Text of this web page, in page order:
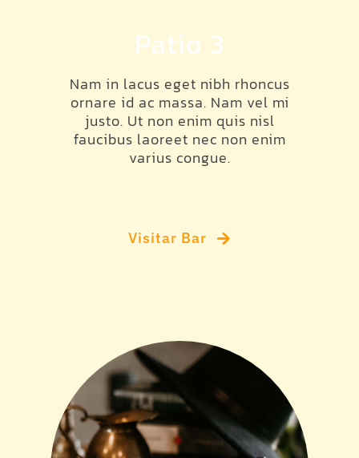
Patio 3
Nam in lacus eget nibh rhoncus
ornare id ac massa. Nam vel mi
justo. Ut non enim quis nisl
faucibus laoreet nec non enim
varius congue.
Visitar Bar